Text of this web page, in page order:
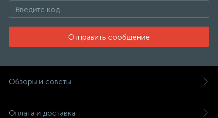
Отправить сообщение
Обзоры и советы
Оплата и доставка